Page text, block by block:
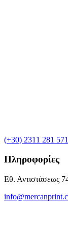
(+30) 2311 281 571
Πληροφορίες
Εθ. Αντιστάσεως